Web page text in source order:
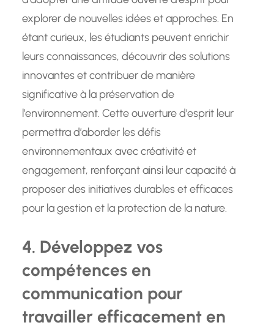
explorer de nouvelles idées et approches. En
étant curieux, les étudiants peuvent enrichir
leurs connaissances, découvrir des solutions
innovantes et contribuer de manière
significative à la préservation de
l’environnement. Cette ouverture d’esprit leur
permettra d’aborder les défis
environnementaux avec créativité et
engagement, renforçant ainsi leur capacité à
proposer des initiatives durables et efficaces
pour la gestion et la protection de la nature.
4. Développez vos
compétences en
communication pour
travailler efficacement en